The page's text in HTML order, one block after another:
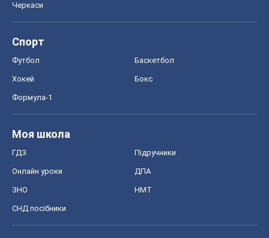
Черкаси
Спорт
Футбол Баскетбол
Хокей Бокс
Формула-1
Моя школа
ГДЗ Підручники
Онлайн уроки ДПА
ЗНО НМТ
СНД посібники